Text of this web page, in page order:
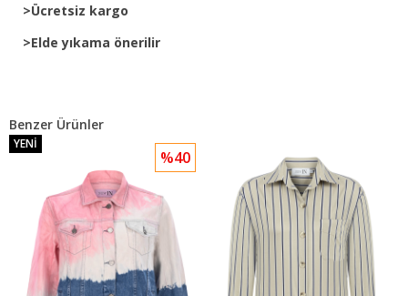
>Ücretsiz kargo
>Elde yıkama önerilir
Benzer Ürünler
%40
YENI